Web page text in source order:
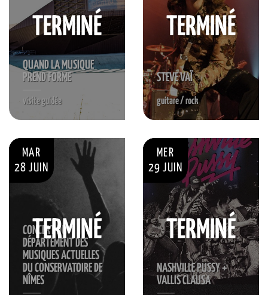
QUAND LA MUSIQUE
PREND FORME
visite guidée
TERMINÉ
STEVE VAÏ
guitare / rock
TERMINÉ
MAR
28 JUIN
CONCERT DU
DÉPARTEMENT DES
MUSIQUES ACTUELLES
DU CONSERVATOIRE DE
NÎMES
TERMINÉ
MER
29 JUIN
NASHVILLE PUSSY +
VALLIS CLAUSA
TERMINÉ